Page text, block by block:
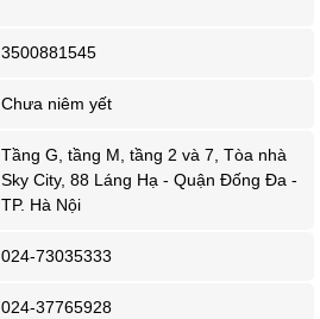
3500881545
Chưa niêm yết
Tầng G, tầng M, tầng 2 và 7, Tòa nhà
Sky City, 88 Láng Hạ - Quận Đống Đa -
TP. Hà Nội
024-73035333
024-37765928